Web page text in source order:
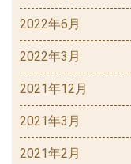
2022年6月
2022年3月
2021年12月
2021年3月
2021年2月